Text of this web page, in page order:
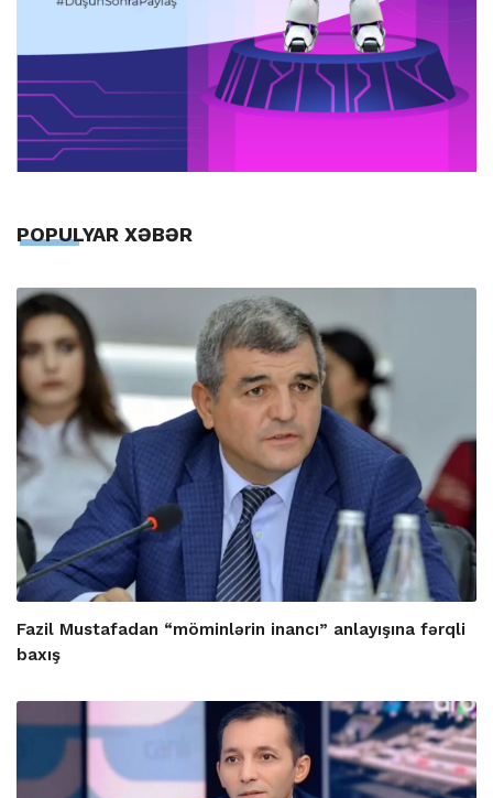
POPULYAR XƏBƏR
Fazil Mustafadan “möminlərin inancı” anlayışına fərqli
baxış